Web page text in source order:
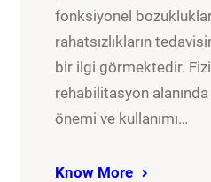
fonksiyonel
rahatsızlıkların
bir ilgi görmektedir.
rehabilitasyon
önemi ve kullanımı…
Know More